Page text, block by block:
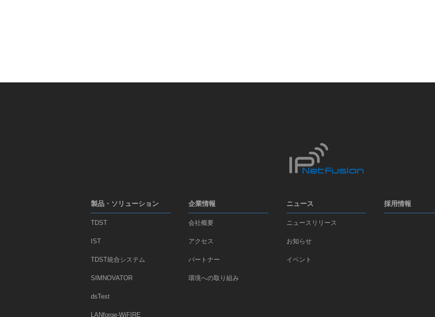
シ
製品・ソリューション
TDST
IST
TDST統合システム
SIMNOVATOR
dsTest
LANforge-WiFIRE
企業情報
会社概要
アクセス
パートナー
環境への取り組み
ニュース
ニュースリリース
お知らせ
イベント
採用情報